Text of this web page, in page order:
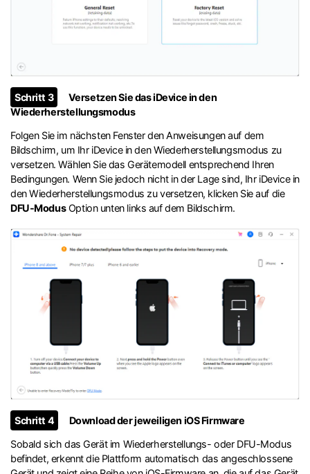
Schritt 3
Versetzen Sie das iDevice in den
Wiederherstellungsmodus
Folgen Sie im nächsten Fenster den Anweisungen auf dem
Bildschirm, um Ihr iDevice in den Wiederherstellungsmodus zu
versetzen. Wählen Sie das Gerätemodell entsprechend Ihren
Bedingungen. Wenn Sie jedoch nicht in der Lage sind, Ihr iDevice in
den Wiederherstellungsmodus zu versetzen, klicken Sie auf die
DFU-ModusOption unten links auf dem Bildschirm.
Schritt 4
Download der jeweiligen iOS Firmware
Sobald sich das Gerät im Wiederherstellungs- oder DFU-Modus
befindet, erkennt die Plattform automatisch das angeschlossene